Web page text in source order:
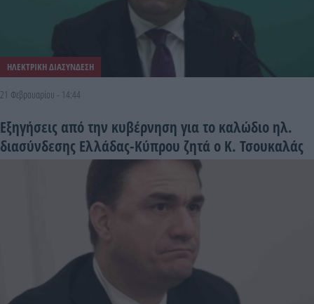
ΗΛΕΚΤΡΙΚΗ ΔΙΑΣΥΝΔΕΣΗ
21 Φεβρουαρίου - 14:44
Εξηγήσεις από την κυβέρνηση για το καλώδιο ηλ.
διασύνδεσης Ελλάδας-Κύπρου ζητά ο Κ. Τσουκαλάς